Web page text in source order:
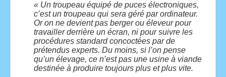
« Un troupeau équipé de puces électroniques,
c’est un troupeau qui sera géré par ordinateur.
Or on ne devient pas berger ou éleveur pour
travailler derrière un écran, ni pour suivre les
procédures standard concoctées par de
prétendus experts. Du moins, si l’on pense
qu’un élevage, ce n’est pas une usine à viande
destinée à produire toujours plus et plus vite.